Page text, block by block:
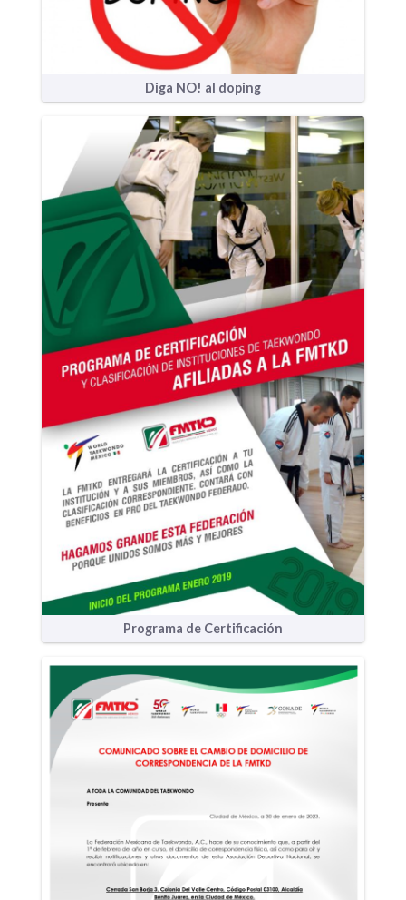
Diga NO! al doping
Programa de Certificación